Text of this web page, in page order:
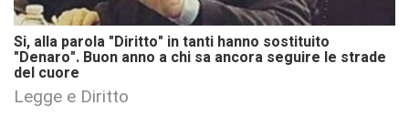
Si, alla parola "Diritto" in tanti hanno sostituito
"Denaro". Buon anno a chi sa ancora seguire le strade
del cuore
Legge e Diritto